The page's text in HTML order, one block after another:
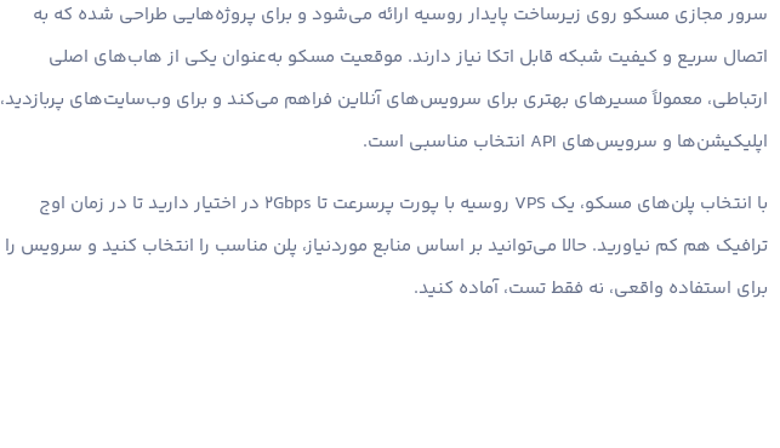
سرور مجازی مسکو روی زیرساخت پایدار روسیه ارائه می‌شود و برای پروژه‌هایی طراحی شده که به
اتصال سریع و کیفیت شبکه قابل اتکا نیاز دارند. موقعیت مسکو به‌عنوان یکی از هاب‌های اصلی
ارتباطی، معمولاً مسیرهای بهتری برای سرویس‌های آنلاین فراهم می‌کند و برای وب‌سایت‌های پربازدید،
اپلیکیشن‌ها و سرویس‌های API انتخاب مناسبی است.
با انتخاب پلن‌های مسکو، یک VPS روسیه با پورت پرسرعت تا 2Gbps در اختیار دارید تا در زمان اوج
ترافیک هم کم نیاورید. حالا می‌توانید بر اساس منابع موردنیاز، پلن مناسب را انتخاب کنید و سرویس را
برای استفاده واقعی، نه فقط تست، آماده کنید.